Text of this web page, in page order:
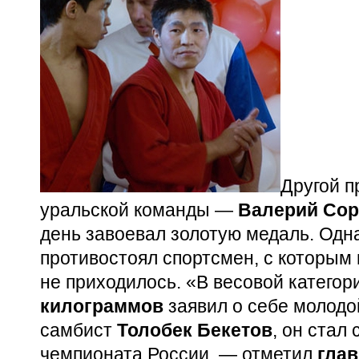
Другой
уральской команды — Валерий
день завоевал золотую медаль.
противостоял спортсмен, с
не приходилось. «В весовой
килограммов заявил о себе
самбист Толобек Бекетов, он стал
чемпионата России, — отметил